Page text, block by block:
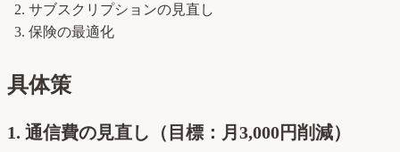
サブスクリプションの見直し
保険の最適化
具体策
1. 通信費の見直し（目標：月3,000円削減）